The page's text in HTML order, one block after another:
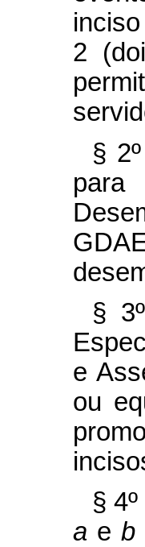
2
§
§
e
ou
§
a eb